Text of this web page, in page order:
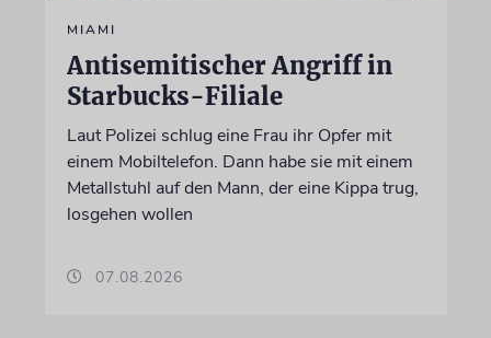
MIAMI
Antisemitischer Angriff in
Starbucks-Filiale
Laut Polizei schlug eine Frau ihr Opfer mit
einem Mobiltelefon. Dann habe sie mit einem
Metallstuhl auf den Mann, der eine Kippa trug,
losgehen wollen
07.08.2026